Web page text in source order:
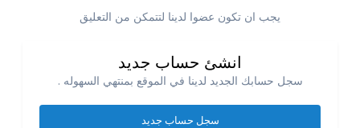
يجب ان تكون عضوا لدينا لتتمكن من التعليق
انشئ حساب جديد
سجل حسابك الجديد لدينا في الموقع بمنتهي السهوله .
سجل حساب جديد